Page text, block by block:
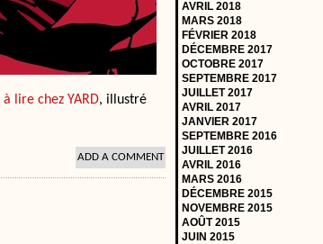
à lire chez YARD, illustré
ADD A COMMENT
AVRIL 2018
MARS 2018
FÉVRIER 2018
DÉCEMBRE 2017
OCTOBRE 2017
SEPTEMBRE 2017
JUILLET 2017
AVRIL 2017
JANVIER 2017
SEPTEMBRE 2016
JUILLET 2016
AVRIL 2016
MARS 2016
DÉCEMBRE 2015
NOVEMBRE 2015
AOÛT 2015
JUIN 2015